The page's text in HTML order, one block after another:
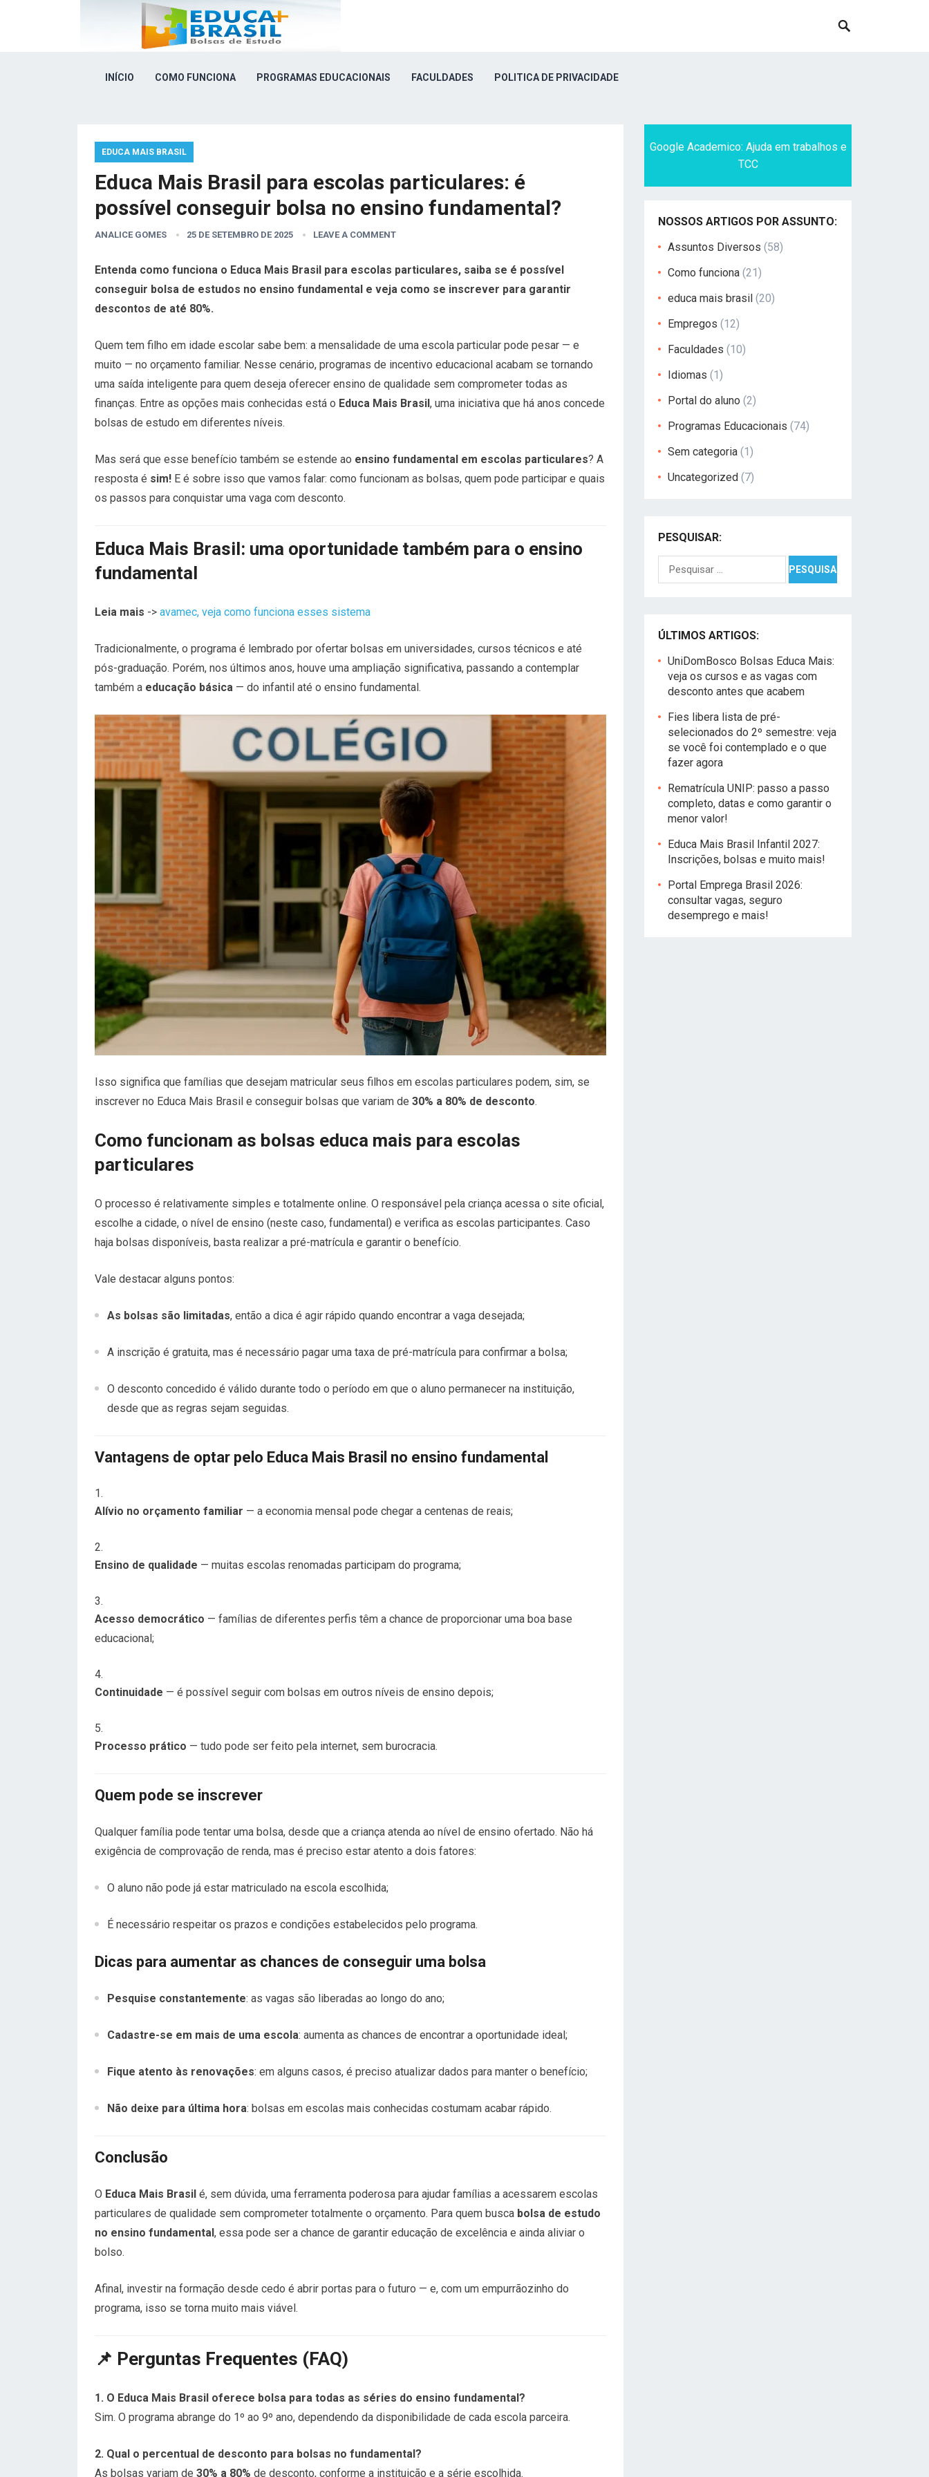
INÍCIO COMO FUNCIONA PROGRAMAS EDUCACIONAIS FACULDADES POLITICA DE PRIVACIDADE
EDUCA MAIS BRASIL
Educa Mais Brasil para escolas particulares: é
possível conseguir bolsa no ensino fundamental?
ANALICE GOMES 25 DE SETEMBRO DE 2025 LEAVE A COMMENT
Entenda como funciona o Educa Mais Brasil para escolas particulares, saiba se é possível
conseguir bolsa de estudos no ensino fundamental e veja como se inscrever para garantir
descontos de até 80%.
Quem tem filho em idade escolar sabe bem: a mensalidade de uma escola particular pode pesar — e
muito — no orçamento familiar. Nesse cenário, programas de incentivo educacional acabam se tornando
uma saída inteligente para quem deseja oferecer ensino de qualidade sem comprometer todas as
finanças. Entre as opções mais conhecidas está o Educa Mais Brasil, uma iniciativa que há anos concede
bolsas de estudo em diferentes níveis.
Mas será que esse benefício também se estende ao ensino fundamental em escolas particulares? A
resposta é sim! E é sobre isso que vamos falar: como funcionam as bolsas, quem pode participar e quais
os passos para conquistar uma vaga com desconto.
Educa Mais Brasil: uma oportunidade também para o ensino
fundamental
Leia mais -> avamec, veja como funciona esses sistema
Tradicionalmente, o programa é lembrado por ofertar bolsas em universidades, cursos técnicos e até
pós-graduação. Porém, nos últimos anos, houve uma ampliação significativa, passando a contemplar
também a educação básica — do infantil até o ensino fundamental.
Isso significa que famílias que desejam matricular seus filhos em escolas particulares podem, sim, se
inscrever no Educa Mais Brasil e conseguir bolsas que variam de 30% a 80% de desconto.
Como funcionam as bolsas educa mais para escolas
particulares
O processo é relativamente simples e totalmente online. O responsável pela criança acessa o site oficial,
escolhe a cidade, o nível de ensino (neste caso, fundamental) e verifica as escolas participantes. Caso
haja bolsas disponíveis, basta realizar a pré-matrícula e garantir o benefício.
Vale destacar alguns pontos:
As bolsas são limitadas, então a dica é agir rápido quando encontrar a vaga desejada;
A inscrição é gratuita, mas é necessário pagar uma taxa de pré-matrícula para confirmar a bolsa;
O desconto concedido é válido durante todo o período em que o aluno permanecer na instituição,
desde que as regras sejam seguidas.
Vantagens de optar pelo Educa Mais Brasil no ensino fundamental
Alívio no orçamento familiar — a economia mensal pode chegar a centenas de reais;
Ensino de qualidade — muitas escolas renomadas participam do programa;
Acesso democrático — famílias de diferentes perfis têm a chance de proporcionar uma boa base
educacional;
Continuidade — é possível seguir com bolsas em outros níveis de ensino depois;
Processo prático — tudo pode ser feito pela internet, sem burocracia.
Quem pode se inscrever
Qualquer família pode tentar uma bolsa, desde que a criança atenda ao nível de ensino ofertado. Não há
exigência de comprovação de renda, mas é preciso estar atento a dois fatores:
O aluno não pode já estar matriculado na escola escolhida;
É necessário respeitar os prazos e condições estabelecidos pelo programa.
Dicas para aumentar as chances de conseguir uma bolsa
Pesquise constantemente: as vagas são liberadas ao longo do ano;
Cadastre-se em mais de uma escola: aumenta as chances de encontrar a oportunidade ideal;
Fique atento às renovações: em alguns casos, é preciso atualizar dados para manter o benefício;
Não deixe para última hora: bolsas em escolas mais conhecidas costumam acabar rápido.
Conclusão
O Educa Mais Brasil é, sem dúvida, uma ferramenta poderosa para ajudar famílias a acessarem escolas
particulares de qualidade sem comprometer totalmente o orçamento. Para quem busca bolsa de estudo
no ensino fundamental , essa pode ser a chance de garantir educação de excelência e ainda aliviar o
bolso.
Afinal, investir na formação desde cedo é abrir portas para o futuro — e, com um empurrãozinho do
programa, isso se torna muito mais viável.
📌 Perguntas Frequentes (FAQ)
1. O Educa Mais Brasil oferece bolsa para todas as séries do ensino fundamental?
Sim. O programa abrange do 1º ao 9º ano, dependendo da disponibilidade de cada escola parceira.
2. Qual o percentual de desconto para bolsas no fundamental?
As bolsas variam de 30% a 80% de desconto, conforme a instituição e a série escolhida.
Google Academico: Ajuda em trabalhos e
TCC
NOSSOS ARTIGOS POR ASSUNTO:
Assuntos Diversos (58)
Como funciona (21)
educa mais brasil (20)
Empregos (12)
Faculdades (10)
Idiomas (1)
Portal do aluno (2)
Programas Educacionais (74)
Sem categoria (1)
Uncategorized (7)
PESQUISAR:
Pesquisar
por:
ÚLTIMOS ARTIGOS:
UniDomBosco Bolsas Educa Mais:
veja os cursos e as vagas com
desconto antes que acabem
Fies libera lista de pré-
selecionados do 2º semestre: veja
se você foi contemplado e o que
fazer agora
Rematrícula UNIP: passo a passo
completo, datas e como garantir o
menor valor!
Educa Mais Brasil Infantil 2027:
Inscrições, bolsas e muito mais!
Portal Emprega Brasil 2026:
consultar vagas, seguro
desemprego e mais!